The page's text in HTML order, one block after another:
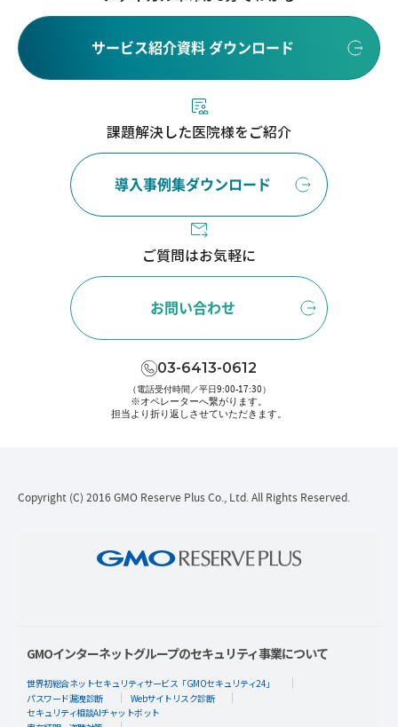
サービス紹介資料 ダウンロード
課題解決した医院様をご紹介
導入事例集ダウンロード
ご質問はお気軽に
お問い合わせ
03-6413-0612
（電話受付時間／平日9:00-17:30）
※オペレーターへ繋がります。
担当より折り返しさせていただきます。
Copyright (C) 2016 GMO Reserve Plus Co., Ltd. All Rights Reserved.
GMOインターネットグループのセキュリティ事業について
世界初総合ネットセキュリティサービス「GMOセキュリティ24」
パスワード漏洩診断
Webサイトリスク診断
セキュリティ相談AIチャットボット